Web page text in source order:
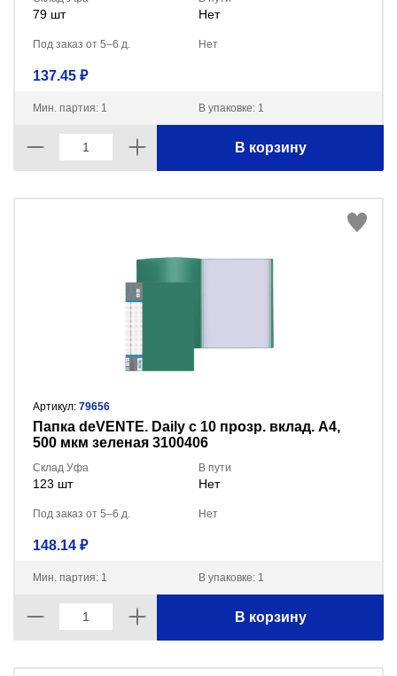
79 шт Нет
Под заказ от 5–6 д. Нет
137.45 ₽
Мин. партия: 1 В упаковке: 1
В корзину
Артикул: 79656
Папка deVENTE. Daily с 10 прозр. вклад. A4,
500 мкм зеленая 3100406
Склад Уфа
123 шт
В пути
Нет
Под заказ от 5–6 д. Нет
148.14 ₽
Мин. партия: 1 В упаковке: 1
В корзину